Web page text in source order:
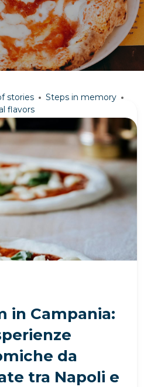
stories
Steps in memory
flavors
in Campania:
da
tra Napoli e